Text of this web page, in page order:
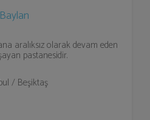
Baylan
aralıksız olarak devam eden
pastanesidir.
/ Beşiktaş